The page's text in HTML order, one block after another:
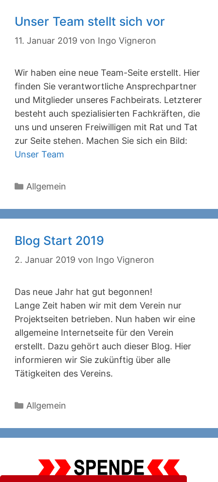
Unser Team stellt sich vor
11. Januar 2019 von Ingo Vigneron
Wir haben eine neue Team-Seite erstellt. Hier
finden Sie verantwortliche Ansprechpartner
und Mitglieder unseres Fachbeirats. Letzterer
besteht auch spezialisierten Fachkräften, die
uns und unseren Freiwilligen mit Rat und Tat
zur Seite stehen. Machen Sie sich ein Bild:
Unser Team
Kategorien
Allgemein
Blog Start 2019
2. Januar 2019 von Ingo Vigneron
Das neue Jahr hat gut begonnen!
Lange Zeit haben wir mit dem Verein nur
Projektseiten betrieben. Nun haben wir eine
allgemeine Internetseite für den Verein
erstellt. Dazu gehört auch dieser Blog. Hier
informieren wir Sie zukünftig über alle
Tätigkeiten des Vereins.
Kategorien
Allgemein